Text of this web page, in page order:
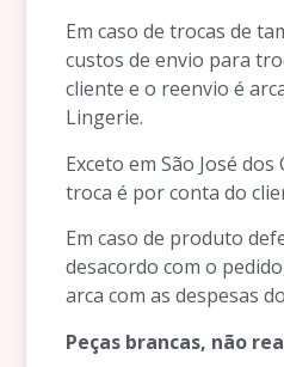
Em caso de trocas de
custos de envio para
cliente e o reenvio é
Lingerie.
Exceto em São José
troca é por conta do
Em caso de produto
desacordo com o
arca com as despesas
Peças brancas, não